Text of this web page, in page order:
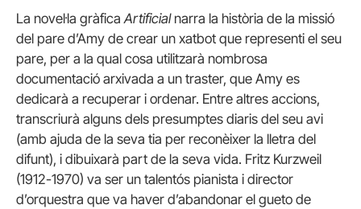
La novel·la gràficaArtificialnarra la història de la missió
del pare d’Amy de crear un xatbot que representi el seu
pare, per a la qual cosa utilitzarà nombrosa
documentació arxivada a un traster, que Amy es
dedicarà a recuperar i ordenar. Entre altres accions,
transcriurà alguns dels presumptes diaris del seu avi
(amb ajuda de la seva tia per reconèixer la lletra del
difunt), i dibuixarà part de la seva vida. Fritz Kurzweil
(1912-1970) va ser un talentós pianista i director
d’orquestra que va haver d’abandonar el gueto de